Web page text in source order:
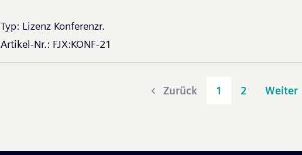
Typ: Lizenz Konferenzr.
Artikel-Nr.: FJX:KONF-21
Zurück 1 2 Weiter